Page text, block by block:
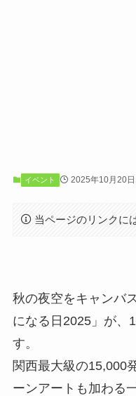
イベント 2025年10月20日
当ページのリンクに
秋の夜空をキャンバ
になる日2025」が、
す。
関西最大級の15,000
ーンアートも加わる